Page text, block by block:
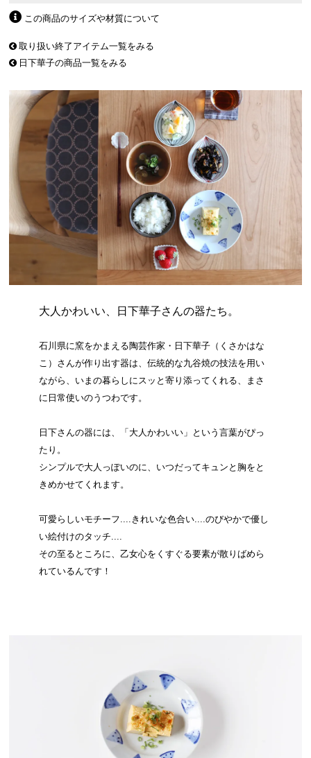
この商品のサイズや材質について
取り扱い終了アイテム一覧をみる
日下華子の商品一覧をみる
大人かわいい、日下華子さんの器たち。
石川県に窯をかまえる陶芸作家・日下華子（くさかはな
こ）さんが作り出す器は、伝統的な九谷焼の技法を用い
ながら、いまの暮らしにスッと寄り添ってくれる、まさ
に日常使いのうつわです。
日下さんの器には、「大人かわいい」という言葉がぴっ
たり。
シンプルで大人っぽいのに、いつだってキュンと胸をと
きめかせてくれます。
可愛らしいモチーフ....きれいな色合い....のびやかで優し
い絵付けのタッチ....
その至るところに、乙女心をくすぐる要素が散りばめら
れているんです！